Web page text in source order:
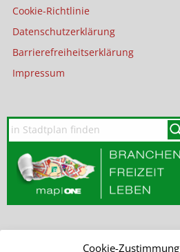
Cookie-Zustimmung
Cookie-Richtlinie
Datenschutzerklärung
Barrierefreiheitserklärung
Impressum